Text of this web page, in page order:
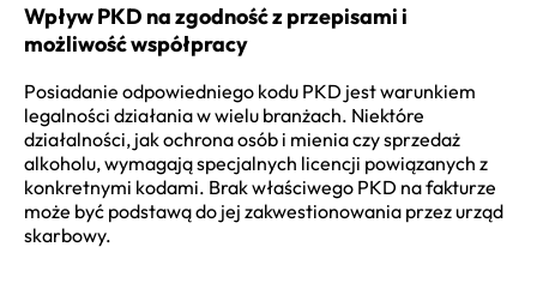
Wpływ PKD na zgodność z przepisami i
możliwość współpracy
Posiadanie odpowiedniego kodu PKD jest warunkiem
legalności działania w wielu branżach. Niektóre
działalności, jak ochrona osób i mienia czy sprzedaż
alkoholu, wymagają specjalnych licencji powiązanych z
konkretnymi kodami. Brak właściwego PKD na fakturze
może być podstawą do jej zakwestionowania przez urząd
skarbowy.